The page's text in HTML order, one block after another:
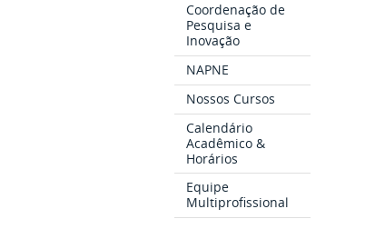
Coordenação de
Pesquisa e
Inovação
NAPNE
Nossos Cursos
Calendário
Acadêmico &
Horários
Equipe
Multiprofissional